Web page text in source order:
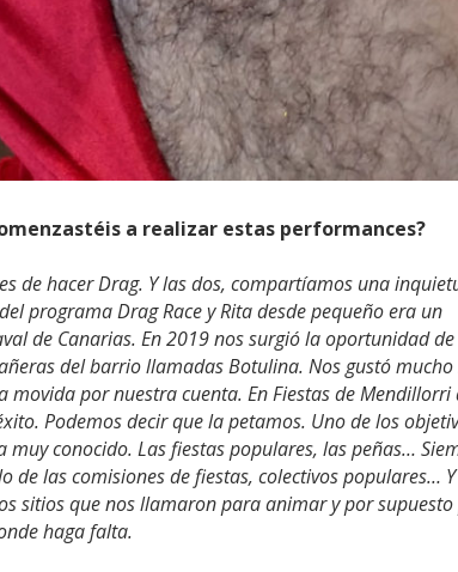
a realizar estas performances?
de hacer Drag. Y las dos, compartíamos una
programa Drag Race y Rita desde pequeño era un
de Canarias. En 2019 nos surgió la oportunidad de
del barrio llamadas Botulina. Nos gustó
por nuestra cuenta. En Fiestas de Mendillorri
Podemos decir que la petamos. Uno de los
conocido. Las fiestas populares, las peñas…
de las comisiones de fiestas, colectivos populares…
sitios que nos llamaron para animar y por
haga falta.